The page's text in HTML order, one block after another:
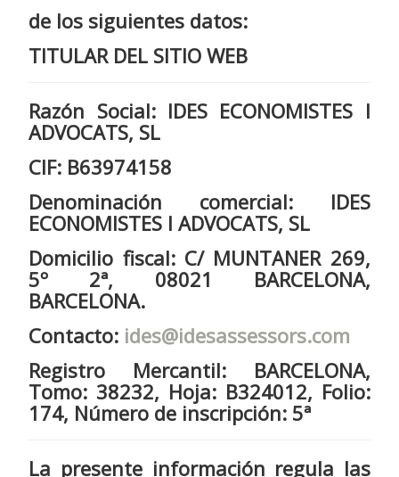
de los siguientes datos:
TITULAR DEL SITIO WEB
Razón Social: IDES ECONOMISTES I
ADVOCATS, SL
CIF: B63974158
Denominación comercial: IDES
ECONOMISTES I ADVOCATS, SL
Domicilio fiscal:C/ MUNTANER 269,
5º 2ª, 08021 BARCELONA,
BARCELONA.
Contacto: ides@idesassessors.com
Registro Mercantil: BARCELONA,
Tomo: 38232, Hoja: B324012, Folio:
174, Número de inscripción: 5ª
La presente información regula las